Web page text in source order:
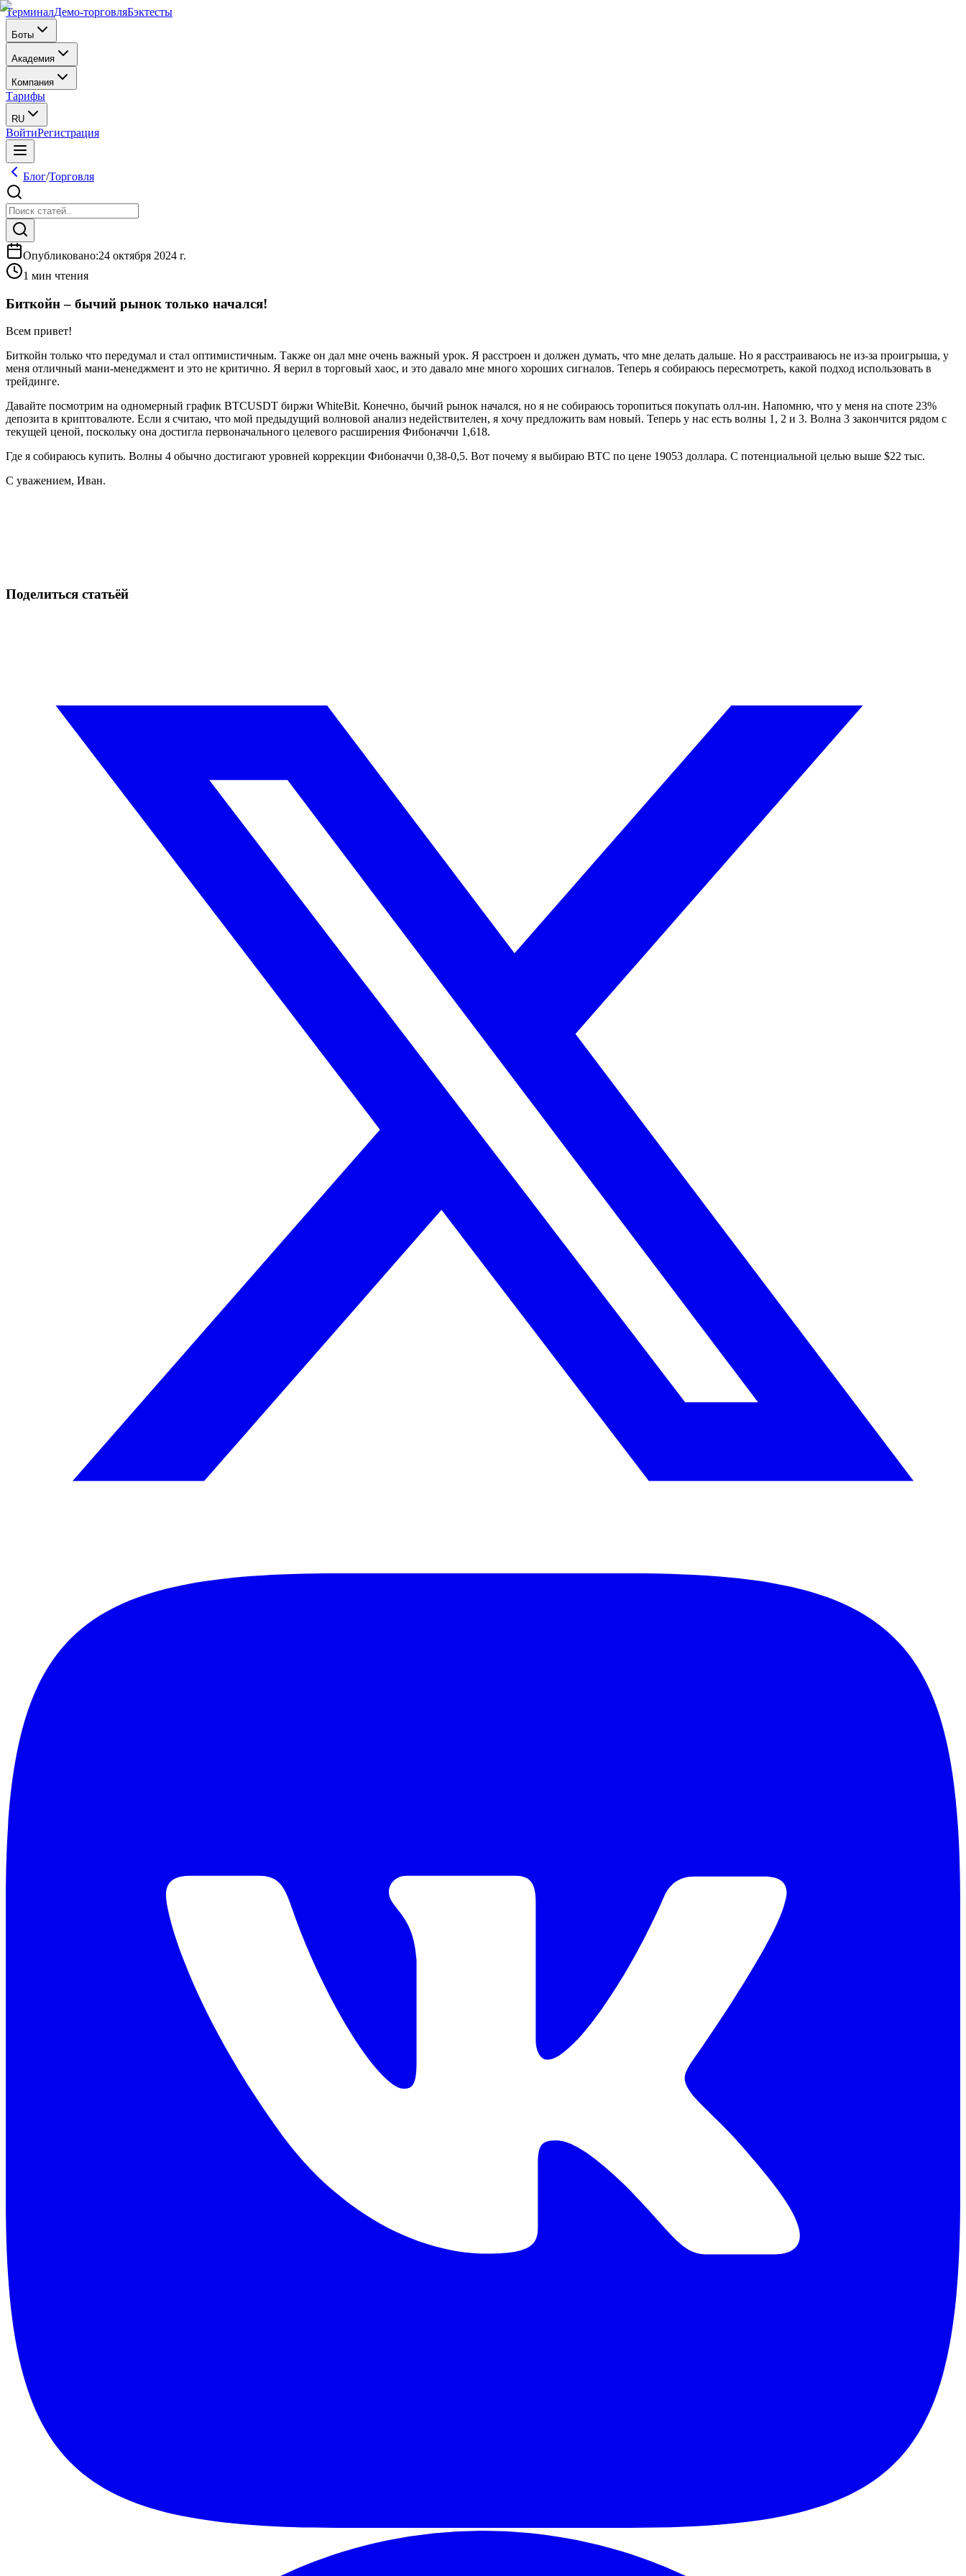
ТерминалДемо-торговляБэктесты
Боты
Академия
Компания
Тарифы
RU
ВойтиРегистрация
Блог/Торговля
Опубликовано:24 октября 2024 г.
1 мин чтения
Биткойн – бычий рынок только начался!
Всем привет!
Биткойн только что передумал и стал оптимистичным. Также он дал мне очень важный урок. Я расстроен и должен думать, что мне делать дальше. Но я расстраиваюсь не из-за проигрыша, у
меня отличный мани-менеджмент и это не критично. Я верил в торговый хаос, и это давало мне много хороших сигналов. Теперь я собираюсь пересмотреть, какой подход использовать в
трейдинге.
Давайте посмотрим на одномерный график BTCUSDT биржи WhiteBit. Конечно, бычий рынок начался, но я не собираюсь торопиться покупать олл-ин. Напомню, что у меня на споте 23%
депозита в криптовалюте. Если я считаю, что мой предыдущий волновой анализ недействителен, я хочу предложить вам новый. Теперь у нас есть волны 1, 2 и 3. Волна 3 закончится рядом с
текущей ценой, поскольку она достигла первоначального целевого расширения Фибоначчи 1,618.
Где я собираюсь купить. Волны 4 обычно достигают уровней коррекции Фибоначчи 0,38-0,5. Вот почему я выбираю BTC по цене 19053 доллара. С потенциальной целью выше $22 тыс.
С уважением, Иван.
Поделиться статьёй